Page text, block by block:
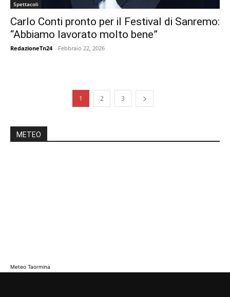
Spettacoli
Carlo Conti pronto per il Festival di Sanremo:
“Abbiamo lavorato molto bene”
RedazioneTn24 - Febbraio 22, 2026
1 2 3
METEO
Meteo Taormina